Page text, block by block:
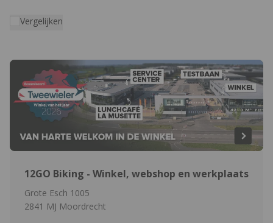
Vergelijken
12GO Biking - Winkel, webshop en werkplaats
Grote Esch 1005
2841 MJ Moordrecht